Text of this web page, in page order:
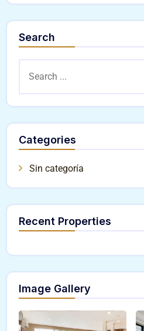
Search
Categories
Sin categoría
Recent Properties
Image Gallery